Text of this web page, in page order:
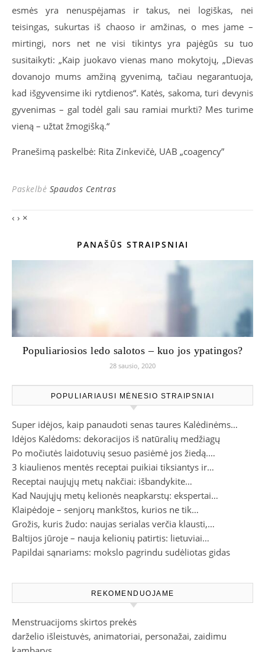
esmės yra nenuspėjamas ir takus, nei logiškas, nei
teisingas, sukurtas iš chaoso ir amžinas, o mes jame –
mirtingi, nors net ne visi tikintys yra pajėgūs su tuo
susitaikyti: „Kaip juokavo vienas mano mokytojų, „Dievas
dovanojo mums amžiną gyvenimą, tačiau negarantuoja,
kad išgyvensime iki rytdienos“. Katės, sakoma, turi devynis
gyvenimas – gal todėl gali sau ramiai murkti? Mes turime
vieną – užtat žmogišką.“
Pranešimą paskelbė: Rita Zinkevičė, UAB „coagency”
Paskelbė Spaudos Centras
‹ › ×
PANAŠŪS STRAIPSNIAI
Populiariosios ledo salotos – kuo jos ypatingos?
28 sausio, 2020
POPULIARIAUSI MĖNESIO STRAIPSNIAI
Super idėjos, kaip panaudoti senas taures Kalėdinėms…
Idėjos Kalėdoms: dekoracijos iš natūralių medžiagų
Po močiutės laidotuvių sesuo pasiėmė jos žiedą.…
3 kiaulienos mentės receptai puikiai tiksiantys ir…
Receptai naujųjų metų nakčiai: išbandykite…
Kad Naujųjų metų kelionės neapkarstų: ekspertai…
Klaipėdoje – senjorų mankštos, kurios ne tik…
Grožis, kuris žudo: naujas serialas verčia klausti,…
Baltijos jūroje – nauja kelionių patirtis: lietuviai…
Papildai sąnariams: mokslo pagrindu sudėliotas gidas
REKOMENDUOJAME
Menstruacijoms skirtos prekės
darželio išleistuvės, animatoriai, personažai, zaidimu